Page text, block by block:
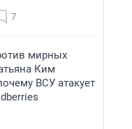
7
мирных
Ким
ВСУ атакует